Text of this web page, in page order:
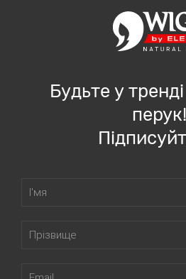
Будьте у
перук!